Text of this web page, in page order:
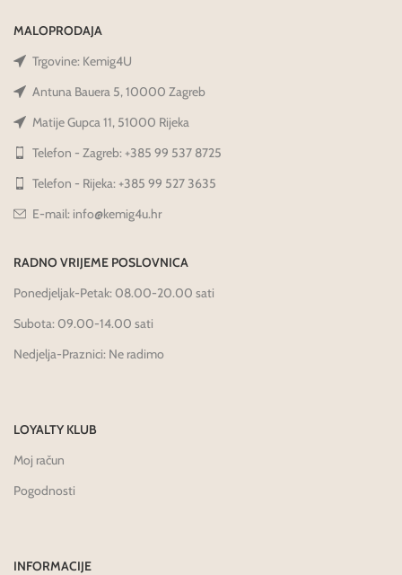
MALOPRODAJA
Trgovine: Kemig4U
Antuna Bauera 5, 10000 Zagreb
Matije Gupca 11, 51000 Rijeka
Telefon - Zagreb: +385 99 537 8725
Telefon - Rijeka: +385 99 527 3635
E-mail: info@kemig4u.hr
RADNO VRIJEME POSLOVNICA
Ponedjeljak-Petak: 08.00-20.00 sati
Subota: 09.00-14.00 sati
Nedjelja-Praznici: Ne radimo
LOYALTY KLUB
Moj račun
Pogodnosti
INFORMACIJE